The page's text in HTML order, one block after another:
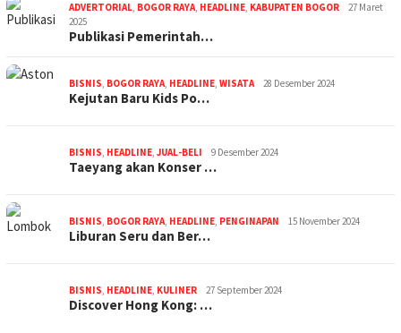
ADVERTORIAL, BOGOR RAYA, HEADLINE, KABUPATEN BOGOR
27 Maret
2025
Publikasi Pemerintah…
BISNIS, BOGOR RAYA, HEADLINE, WISATA 28 Desember 2024
Kejutan Baru Kids Po…
BISNIS, HEADLINE, JUAL-BELI 9 Desember 2024
Taeyang akan Konser …
BISNIS, BOGOR RAYA, HEADLINE, PENGINAPAN 15 November 2024
Liburan Seru dan Ber…
BISNIS, HEADLINE, KULINER 27 September 2024
Discover Hong Kong: …